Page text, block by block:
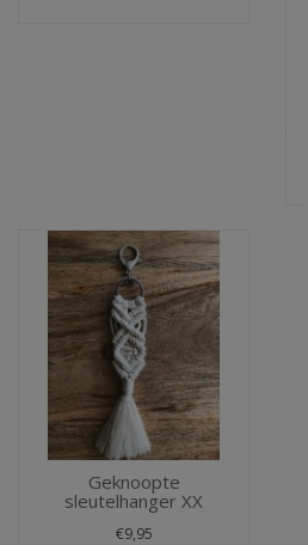
Geknoopte
sleutelhanger XX
€9,95